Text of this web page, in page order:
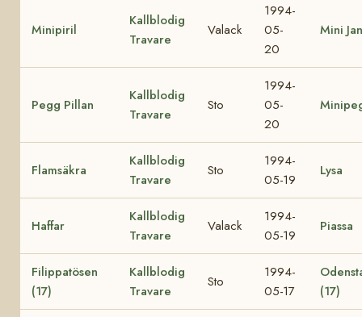
Minipiril
Kallblodig
Travare
Valack
1994-
05-
20
Mini
Pegg Pillan
Kallblodig
Travare
Sto
1994-
05-
20
Flamsäkra
Kallblodig
Travare
Sto
1994-
05-19
Lysa
Haffar
Kallblodig
Travare
Valack
1994-
05-19
Piassa
Filippatösen
(17)
Kallblodig
Travare
Sto
1994-
05-17
(17)